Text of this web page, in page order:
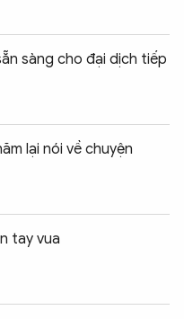
sàng cho đại dịch tiếp
lại nói về chuyện
tay vua